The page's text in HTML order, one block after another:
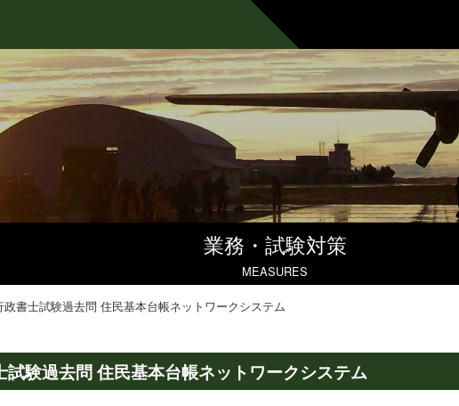
業務・試験対策
MEASURES
政書士試験過去問 住民基本台帳ネットワークシステム
試験過去問 住民基本台帳ネットワークシステム